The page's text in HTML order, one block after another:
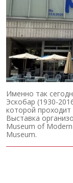
Именно так
Эскобар (1930-
которой
Выставка
Museum of
Museum.